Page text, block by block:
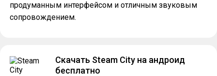
продуманным интерфейсом и отличным звуковым
сопровождением.
Скачать Steam City на андроид
бесплатно